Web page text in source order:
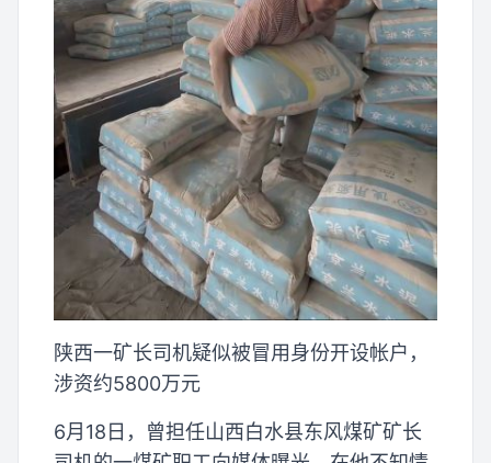
陕西一矿长司机疑似被冒用身份开设帐户，
涉资约5800万元
6月18日，曾担任山西白水县东风煤矿矿长